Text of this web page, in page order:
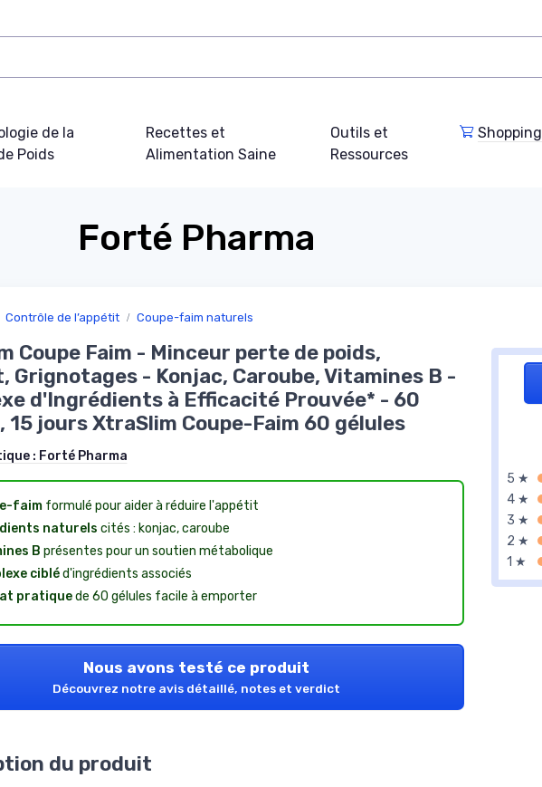
de la
Poids
Recettes et
Alimentation Saine
Outils et
Ressources
Shopping
Forté Pharma
Contrôle de l’appétit Coupe-faim naturels
5 ★
4 ★
3 ★
2 ★
1 ★
Coupe Faim - Minceur perte de poids,
Grignotages - Konjac, Caroube, Vitamines B -
d'Ingrédients à Efficacité Prouvée* - 60
15 jours XtraSlim Coupe-Faim 60 gélules
: Forté Pharma
faimformulé pour aider à réduire l'appétit
naturels cités : konjac, caroube
B présentes pour un soutien métabolique
cibléd'ingrédients associés
pratiquede 60 gélules facile à emporter
Nous avons testé ce produit
Découvrez notre avis détaillé, notes et verdict
du produit